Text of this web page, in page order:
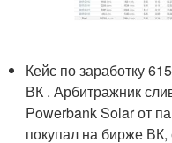
Кейс по заработку
ВК . Арбитражник
Powerbank Solar от
покупал на бирже